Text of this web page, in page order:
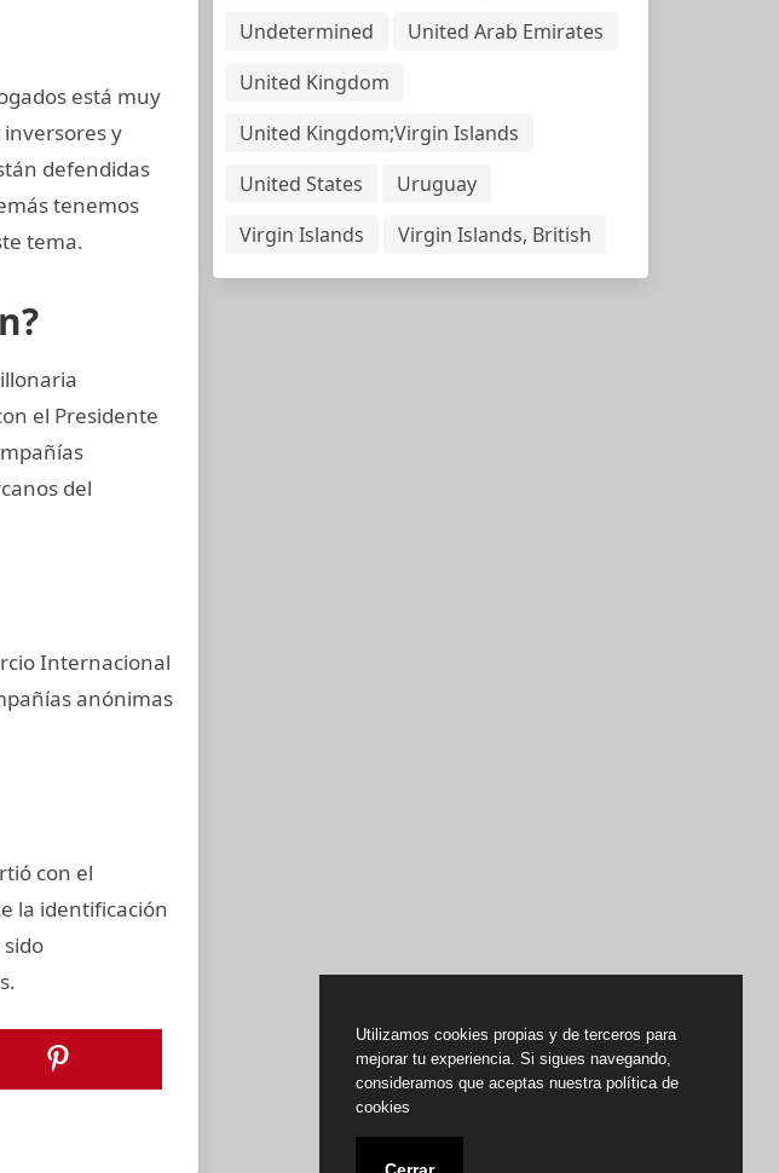
está muy
y
defendidas
tenemos
tema.
el Presidente
del
Internacional
anónimas
con el
la identificación
Undetermined
United Arab Emirates
United Kingdom
United Kingdom;Virgin Islands
United States
Uruguay
Virgin Islands
Virgin Islands, British
Utilizamos cookies propias y de terceros para
mejorar tu experiencia. Si sigues navegando,
consideramos que aceptas nuestra política de
cookies